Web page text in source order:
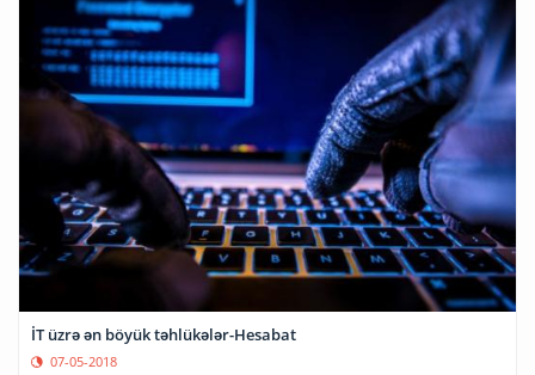
İT üzrə ən böyük təhlükələr-Hesabat
07-05-2018